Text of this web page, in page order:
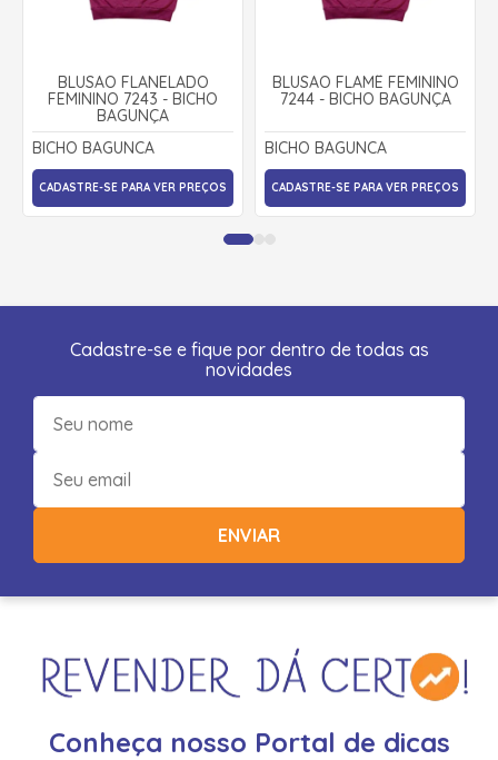
BLUSÃO FLANELADO
FEMININO 7243 - BICHO
BAGUNÇA
BICHO BAGUNCA
CADASTRE-SE PARA VER PREÇOS
BLUSÃO FLAMÊ FEMININO
7244 - BICHO BAGUNÇA
BICHO BAGUNCA
CADASTRE-SE PARA VER PREÇOS
Cadastre-se e fique por dentro de todas as
novidades
ENVIAR
Conheça nosso Portal de dicas